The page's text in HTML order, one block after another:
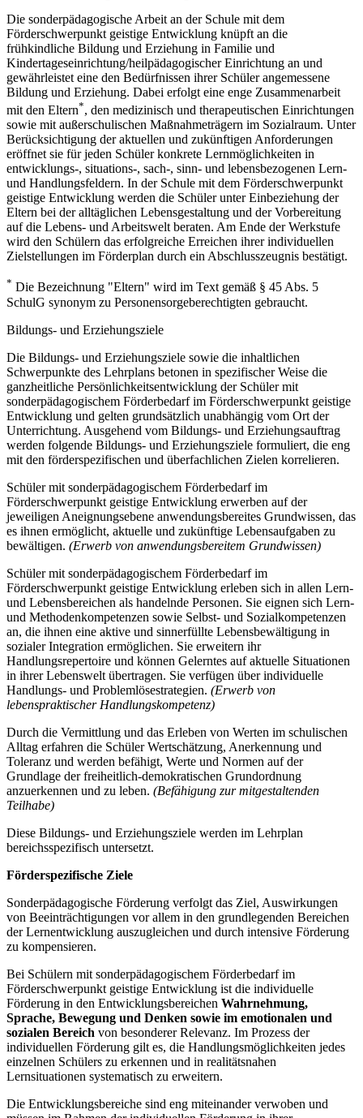
Die sonderpädagogische Arbeit an der Schule mit dem
Förderschwerpunkt geistige Entwicklung knüpft an die
frühkindliche Bildung und Erziehung in Familie und
Kindertageseinrichtung/heilpädagogischer Einrichtung an und
gewährleistet eine den Bedürfnissen ihrer Schüler angemessene
Bildung und Erziehung. Dabei erfolgt eine enge Zusammenarbeit
mit den Eltern*, den medizinisch und therapeutischen Einrichtungen
sowie mit außerschulischen Maßnahmeträgern im Sozialraum. Unter
Berücksichtigung der aktuellen und zukünftigen Anforderungen
eröffnet sie für jeden Schüler konkrete Lernmöglichkeiten in
entwicklungs-, situations-, sach-, sinn- und lebensbezogenen Lern-
und Handlungsfeldern. In der Schule mit dem Förderschwerpunkt
geistige Entwicklung werden die Schüler unter Einbeziehung der
Eltern bei der alltäglichen Lebensgestaltung und der Vorbereitung
auf die Lebens- und Arbeitswelt beraten. Am Ende der Werkstufe
wird den Schülern das erfolgreiche Erreichen ihrer individuellen
Zielstellungen im Förderplan durch ein Abschlusszeugnis bestätigt.
* Die Bezeichnung "Eltern" wird im Text gemäß § 45 Abs. 5
SchulG synonym zu Personensorgeberechtigten gebraucht.
Bildungs- und Erziehungsziele
Die Bildungs- und Erziehungsziele sowie die inhaltlichen
Schwerpunkte des Lehrplans betonen in spezifischer Weise die
ganzheitliche Persönlichkeitsentwicklung der Schüler mit
sonderpädagogischem Förderbedarf im Förderschwerpunkt geistige
Entwicklung und gelten grundsätzlich unabhängig vom Ort der
Unterrichtung. Ausgehend vom Bildungs- und Erziehungsauftrag
werden folgende Bildungs- und Erziehungsziele formuliert, die eng
mit den förderspezifischen und überfachlichen Zielen korrelieren.
Schüler mit sonderpädagogischem Förderbedarf im
Förderschwerpunkt geistige Entwicklung erwerben auf der
jeweiligen Aneignungsebene anwendungsbereites Grundwissen, das
es ihnen ermöglicht, aktuelle und zukünftige Lebensaufgaben zu
bewältigen. (Erwerb von anwendungsbereitem Grundwissen)
Schüler mit sonderpädagogischem Förderbedarf im
Förderschwerpunkt geistige Entwicklung erleben sich in allen Lern-
und Lebensbereichen als handelnde Personen. Sie eignen sich Lern-
und Methodenkompetenzen sowie Selbst- und Sozialkompetenzen
an, die ihnen eine aktive und sinnerfüllte Lebensbewältigung in
sozialer Integration ermöglichen. Sie erweitern ihr
Handlungsrepertoire und können Gelerntes auf aktuelle Situationen
in ihrer Lebenswelt übertragen. Sie verfügen über individuelle
Handlungs- und Problemlösestrategien. (Erwerb von
lebenspraktischer Handlungskompetenz)
Durch die Vermittlung und das Erleben von Werten im schulischen
Alltag erfahren die Schüler Wertschätzung, Anerkennung und
Toleranz und werden befähigt, Werte und Normen auf der
Grundlage der freiheitlich-demokratischen Grundordnung
anzuerkennen und zu leben. (Befähigung zur mitgestaltenden
Teilhabe)
Diese Bildungs- und Erziehungsziele werden im Lehrplan
bereichsspezifisch untersetzt.
Förderspezifische Ziele
Sonderpädagogische Förderung verfolgt das Ziel, Auswirkungen
von Beeinträchtigungen vor allem in den grundlegenden Bereichen
der Lernentwicklung auszugleichen und durch intensive Förderung
zu kompensieren.
Bei Schülern mit sonderpädagogischem Förderbedarf im
Förderschwerpunkt geistige Entwicklung ist die individuelle
Förderung in den Entwicklungsbereichen Wahrnehmung,
Sprache, Bewegung und Denken sowie im emotionalen und
sozialen Bereich von besonderer Relevanz. Im Prozess der
individuellen Förderung gilt es, die Handlungsmöglichkeiten jedes
einzelnen Schülers zu erkennen und in realitätsnahen
Lernsituationen systematisch zu erweitern.
Die Entwicklungsbereiche sind eng miteinander verwoben und